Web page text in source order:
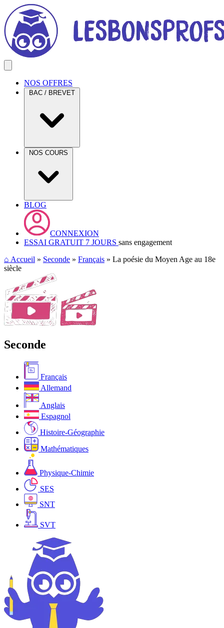
NOS OFFRES
BAC / BREVET
NOS COURS
BLOG
CONNEXION
ESSAI GRATUIT 7 JOURS sans engagement
⌂ Accueil » Seconde » Français » La poésie du Moyen Age au 18e
siècle
Seconde
Français
Allemand
Anglais
Espagnol
Histoire-Géographie
Mathématiques
Physique-Chimie
SES
SNT
SVT